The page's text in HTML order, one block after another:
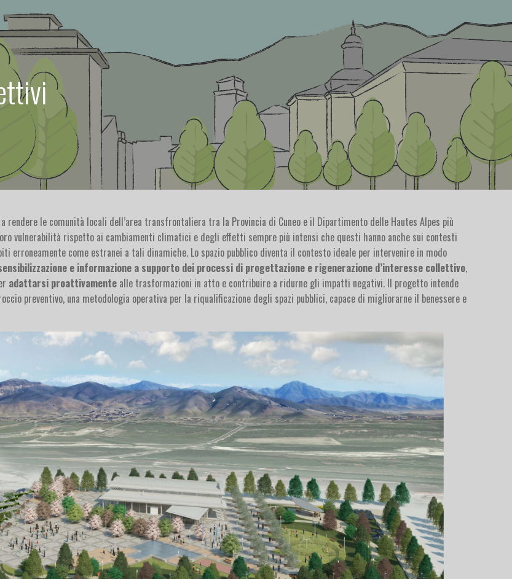
rendere le comunità locali dell’area transfrontaliera tra la Provincia di Cuneo e il Dipartimento delle Hautes Alpes più
vulnerabilità rispetto ai cambiamenti climatici e degli effetti sempre più intensi che questi hanno anche sui contesti
erroneamente come estranei a tali dinamiche. Lo spazio pubblico diventa il contesto ideale per intervenire in modo
e informazione a supporto dei processi di progettazione e rigenerazione d’interesse collettivo,
adattarsi proattivamente alle trasformazioni in atto e contribuire a ridurne gli impatti negativi. Il progetto intende
preventivo, una metodologia operativa per la riqualificazione degli spazi pubblici, capace di migliorarne il benessere e